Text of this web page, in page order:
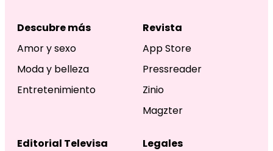
Descubre más
Amor y sexo
Moda y belleza
Entretenimiento
Revista
App Store
Pressreader
Zinio
Magzter
Editorial Televisa
Legales